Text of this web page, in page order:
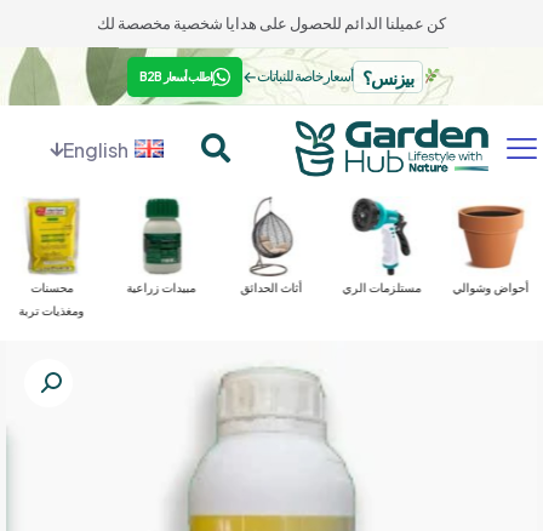
كن عميلنا الدائم للحصول على هدايا شخصية مخصصة لك
بيزنس؟ أسعار خاصة للنباتات← اطلب أسعار B2B
English
محسنات
ومغذيات تربة
مبيدات زراعية أثاث الحدائق مستلزمات الري أحواض وشوالي